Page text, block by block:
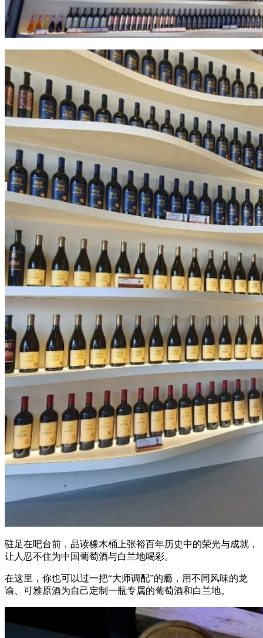
驻足在吧台前，品读橡木桶上张裕百年历史中的荣光与成就，
让人忍不住为中国葡萄酒与白兰地喝彩。
在这里，你也可以过一把“大师调配”的瘾，用不同风味的龙
谕、可雅原酒为自己定制一瓶专属的葡萄酒和白兰地。